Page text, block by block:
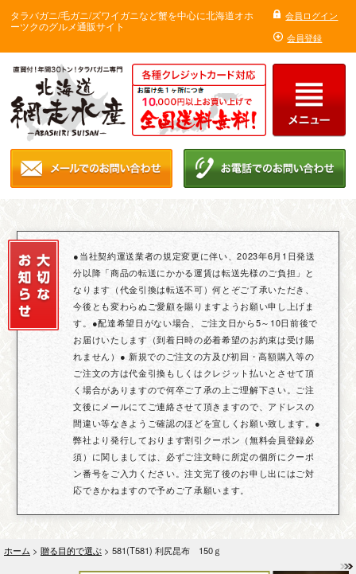
タラバガニ/毛ガニ/ズワイガニなど蟹を中心に北海道オホ
ーツクのグルメ通販サイト
会員ログイン
会員登録
●当社契約運送業者の規定変更に伴い、2023年6月1日発送
分以降「商品の転送にかかる運賃は転送先様のご負担」と
なります（代金引換は転送不可）何とぞご了承いただき、
今後とも変わらぬご愛顧を賜りますようお願い申し上げま
す。●配達希望日がない場合、ご注文日から5～10日前後で
お届けいたします（到着日時の必着希望のお約束は受け賜
れません）● 新規でのご注文の方及び初回・高額購入等の
ご注文の方は代金引換もしくはクレジット払いとさせて頂
く場合がありますので何卒ご了承の上ご理解下さい。ご注
文後にメールにてご連絡させて頂きますので、アドレスの
間違い等なきようご確認のほどを宜しくお願い致します。●
弊社より発行しております割引クーポン（無料会員登録必
須）に関しましては、必ずご注文時に所定の個所にクーポ
ン番号をご入力ください。注文完了後のお申し出にはご対
応できかねますので予めご了承願います。
ホーム > 贈る目的で選ぶ > 581(T581) 利尻昆布 150ｇ